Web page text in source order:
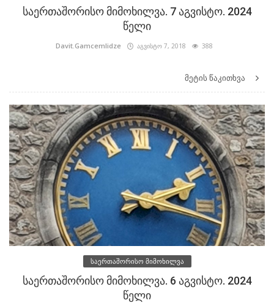
საერთაშორისო მიმოხილვა. 7 აგვისტო. 2024
წელი
Davit.Gamcemlidze აგვისტო 7, 2018 388
მეტის წაკითხვა
საერთაშორისო მიმოხილვა
საერთაშორისო მიმოხილვა. 6 აგვისტო. 2024
წელი